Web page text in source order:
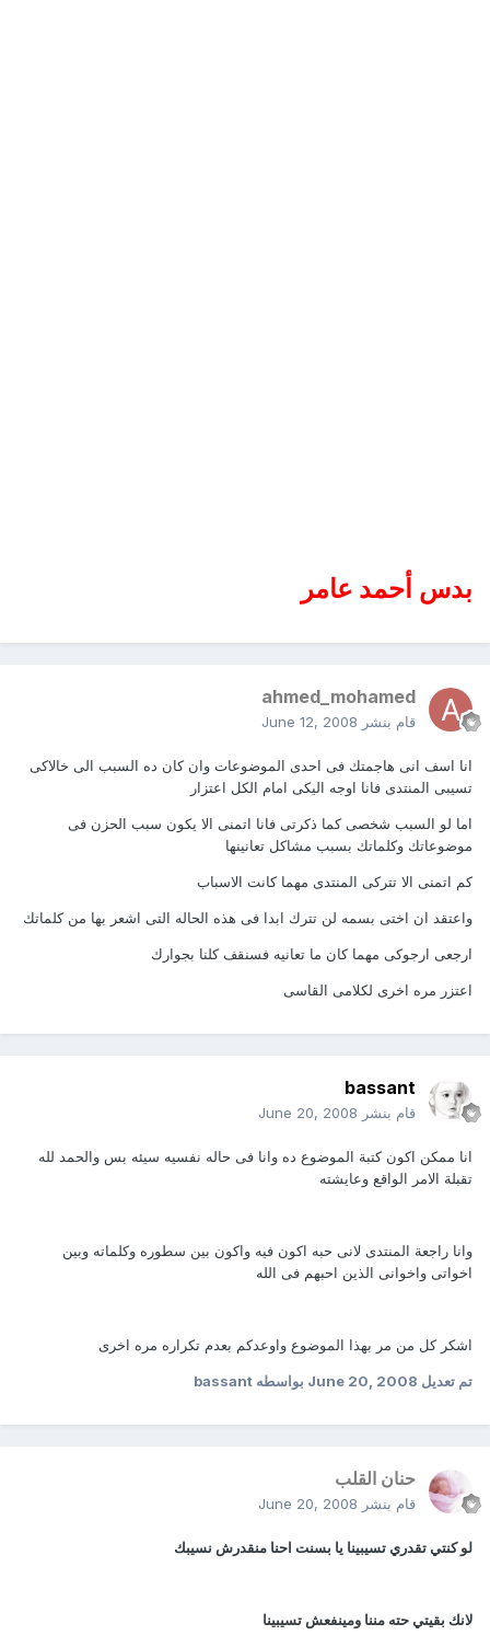
بدس أحمد عامر
ahmed_mohamed
قام بنشر June 12, 2008
انا اسف انى هاجمتك فى احدى الموضوعات وان كان ده السبب الى خالاكى
تسيبى المنتدى فانا اوجه اليكى امام الكل اعتزار
اما لو السبب شخصى كما ذكرتى فانا اتمنى الا يكون سبب الحزن فى
موضوعاتك وكلماتك بسبب مشاكل تعانينها
كم اتمنى الا تتركى المنتدى مهما كانت الاسباب
واعتقد ان اختى بسمه لن تترك ابدا فى هذه الحاله التى اشعر بها من كلماتك
ارجعى ارجوكى مهما كان ما تعانيه فسنقف كلنا بجوارك
اعتزر مره اخرى لكلامى القاسى
bassant
قام بنشر June 20, 2008
انا ممكن اكون كتبة الموضوع ده وانا فى حاله نفسيه سيئه بس والحمد لله
تقبلة الامر الواقع وعايشته
وانا راجعة المنتدى لانى حبه اكون فيه واكون بين سطوره وكلماته وبين
اخواتى واخوانى الذين احبهم فى الله
اشكر كل من مر بهذا الموضوع واوعدكم بعدم تكراره مره اخرى
تم تعديلJune 20, 2008بواسطه bassant
حنان القلب
قام بنشر June 20, 2008
لو كنتي تقدري تسيبينا يا بسنت احنا منقدرش نسيبك
لانك بقيتي حته مننا ومينفعش تسيبينا